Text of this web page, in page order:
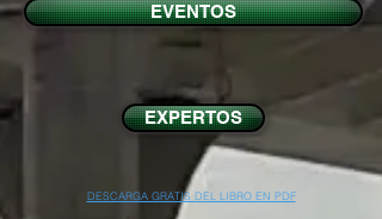
EVENTOS
EXPERTOS
DESCARGA GRATIS DEL LIBRO EN PDF